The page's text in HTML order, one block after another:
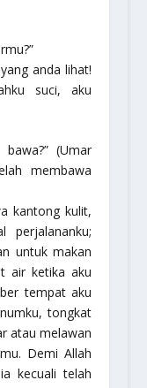
anda lihat!
suci, aku
(Umar
membawa
kantong kulit,
untuk makan
air ketika aku
tempat aku
tongkat
atau melawan
Demi Allah
kecuali telah